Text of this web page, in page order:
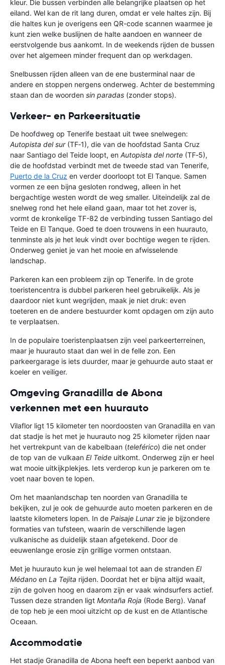
kleur. Die bussen verbinden alle belangrijke plaatsen op het
eiland. Wel kan de rit lang duren, omdat er vele haltes zijn. Bij
die haltes kun je overigens een QR-code scannen waarmee je
kunt zien welke buslijnen de halte aandoen en wanneer de
eerstvolgende bus aankomt. In de weekends rijden de bussen
over het algemeen minder frequent dan op werkdagen.
Snelbussen rijden alleen van de ene busterminal naar de
andere en stoppen nergens onderweg. Achter de bestemming
staan dan de woorden sin paradas (zonder stops).
Verkeer- en Parkeersituatie
De hoofdweg op Tenerife bestaat uit twee snelwegen:
Autopista del sur(TF‑1), die van de hoofdstad Santa Cruz
naar Santiago del Teide loopt, en Autopista del norte (TF‑5),
die de hoofdstad verbindt met de tweede stad van Tenerife,
Puerto de la Cruz en verder doorloopt tot El Tanque. Samen
vormen ze een bijna gesloten rondweg, alleen in het
bergachtige westen wordt de weg smaller. Uiteindelijk zal de
snelweg rond het hele eiland gaan, maar tot het zover is,
vormt de kronkelige TF-82 de verbinding tussen Santiago del
Teide en El Tanque. Goed te doen trouwens in een huurauto,
tenminste als je het leuk vindt over bochtige wegen te rijden.
Onderweg geniet je van het mooie en afwisselende
landschap.
Parkeren kan een probleem zijn op Tenerife. In de grote
toeristencentra is dubbel parkeren heel gebruikelijk. Als je
daardoor niet kunt wegrijden, maak je niet druk: even
toeteren en de andere bestuurder komt opdagen om zijn auto
te verplaatsen.
In de populaire toeristenplaatsen zijn veel parkeerterreinen,
maar je huurauto staat dan wel in de felle zon. Een
parkeergarage is iets duurder, maar je gehuurde auto staat er
koeler en veiliger.
Omgeving Granadilla de Abona
verkennen met een huurauto
Vilaflor ligt 15 kilometer ten noordoosten van Granadilla en van
dat stadje is het met je huurauto nog 25 kilometer rijden naar
het vertrekpunt van de kabelbaan (teleférico) die net onder
de top van de vulkaan El Teide uitkomt. Onderweg zijn er heel
wat mooie uitkijkplekjes. Iets verderop kun je parkeren om te
voet naar boven te lopen.
Om het maanlandschap ten noorden van Granadilla te
bekijken, zul je ook de gehuurde auto moeten parkeren en de
laatste kilometers lopen. In de Paisaje Lunarzie je bijzondere
formaties van tufsteen, waarin de verschillende lagen
vulkanische as duidelijk staan afgetekend. Door de
eeuwenlange erosie zijn grillige vormen ontstaan.
Met je huurauto kun je wel helemaal tot aan de stranden El
Médano en La Tejita rijden. Doordat het er bijna altijd waait,
zijn de golven hoog en daarom zijn er vaak windsurfers actief.
Tussen deze stranden ligt Montaña Roja (Rode Berg). Vanaf
de top heb je een mooi uitzicht op de kust en de Atlantische
Oceaan.
Accommodatie
Het stadje Granadilla de Abona heeft een beperkt aanbod van